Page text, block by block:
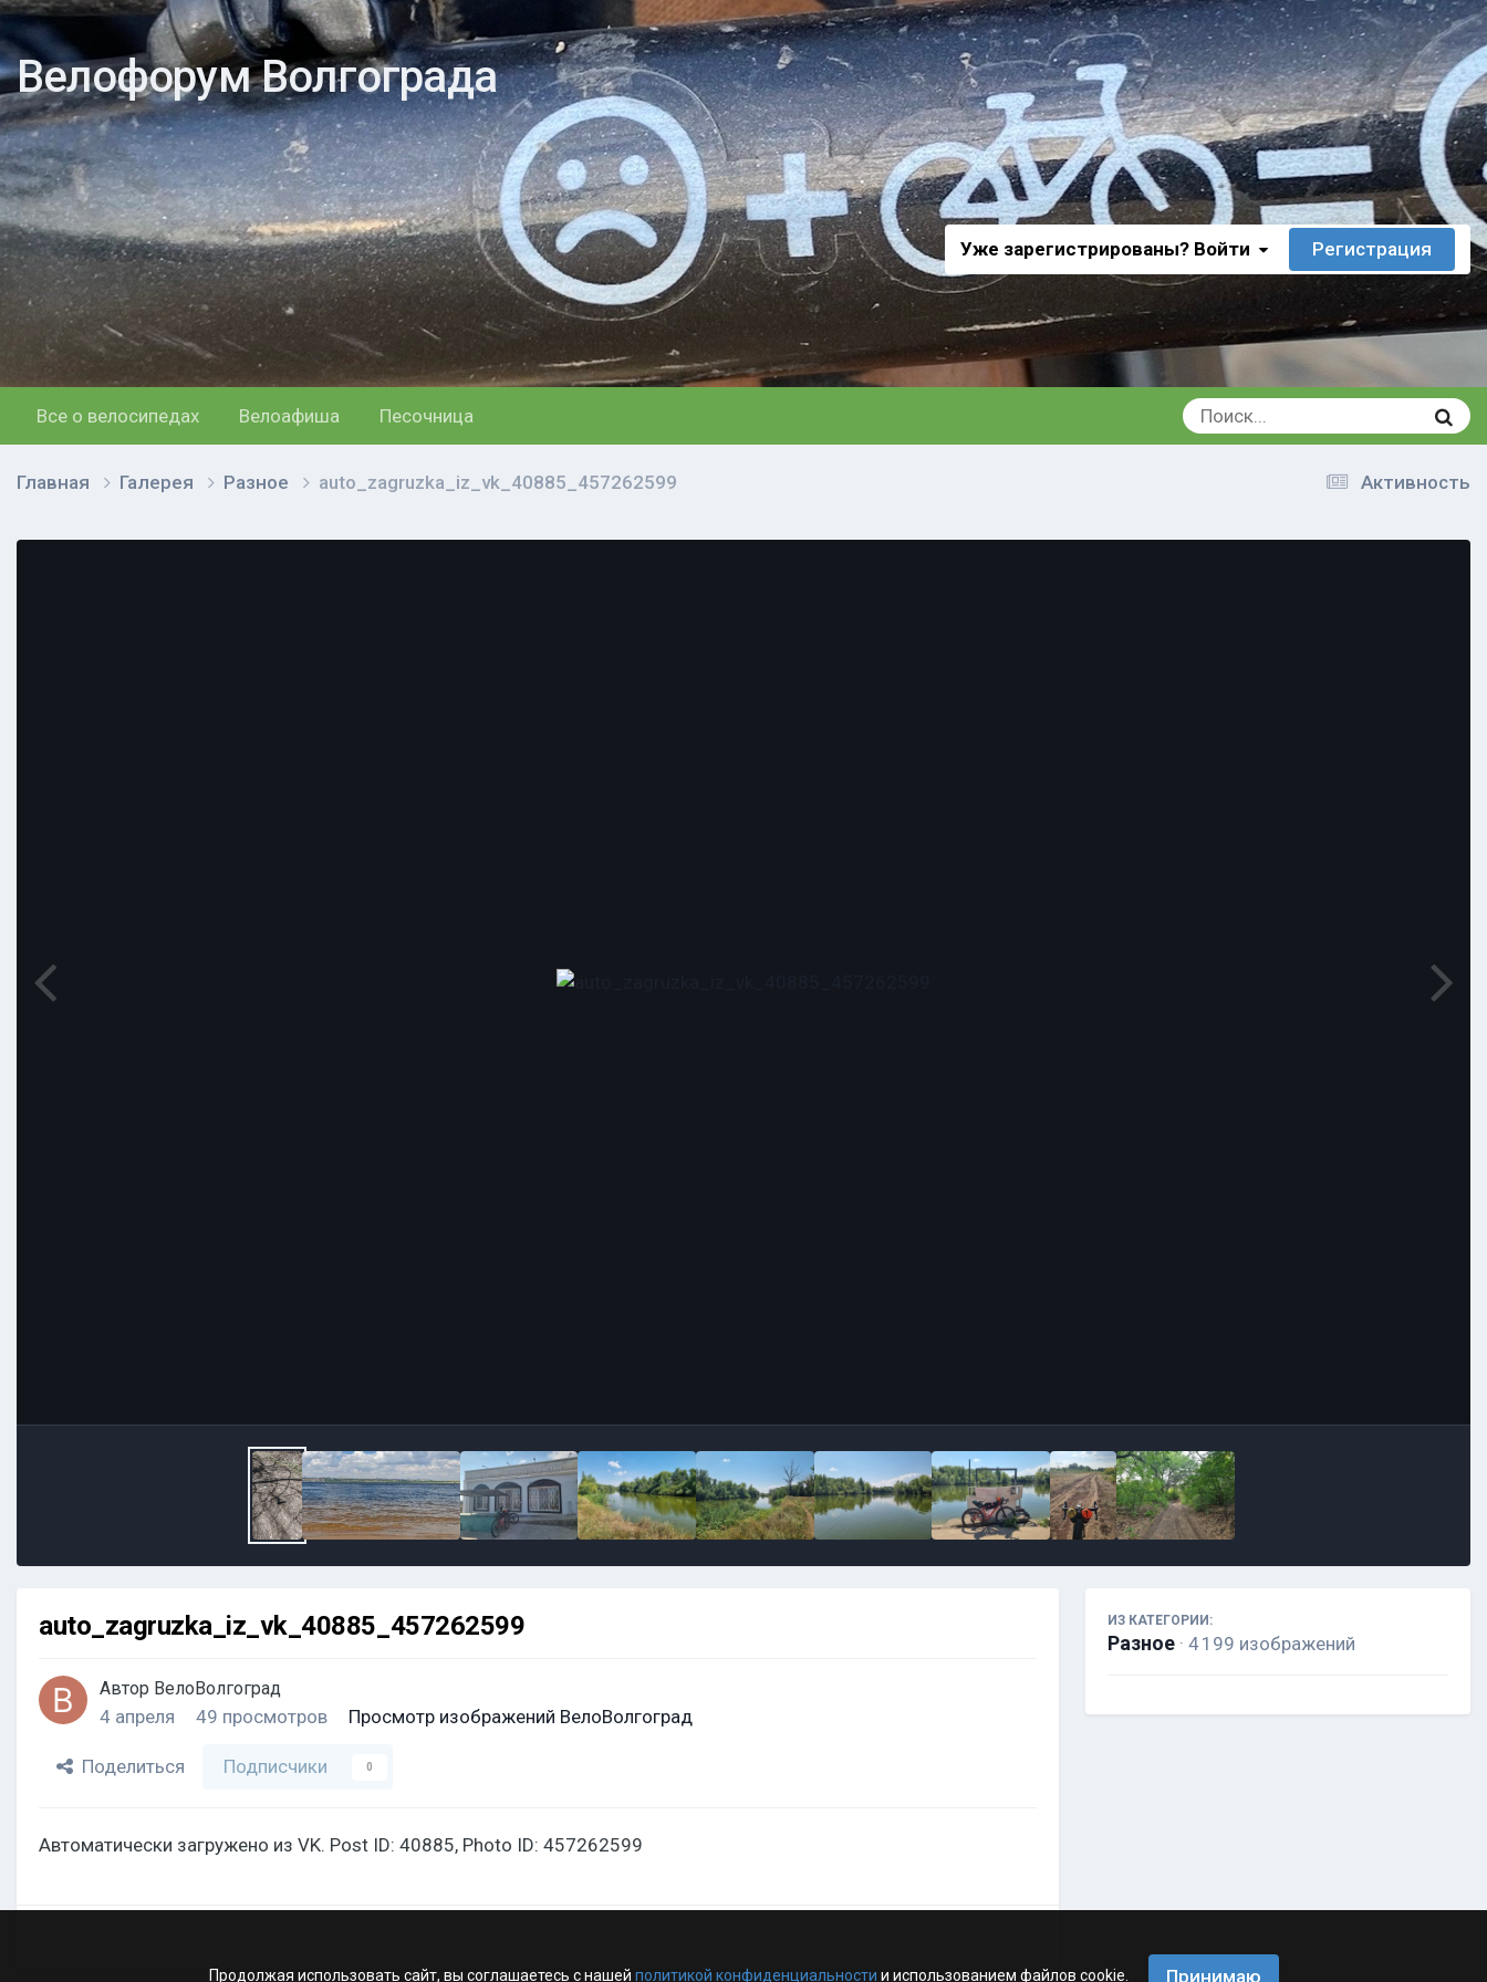
Велофорум Волгограда
Уже зарегистрированы? Войти Регистрация
Все о велосипедах Велоафиша Песочница
Активность
Главная Галерея Разное auto_zagruzka_iz_vk_40885_457262599
auto_zagruzka_iz_vk_40885_457262599
Автор ВелоВолгоград
4 апреля 49 просмотров Просмотр изображений ВелоВолгоград
Поделиться Подписчики 0
Автоматически загружено из VK. Post ID: 40885, Photo ID: 457262599
ИЗ КАТЕГОРИИ:
Разное · 4 199 изображений
Продолжая использовать сайт, вы соглашаетесь с нашей политикой конфиденциальности и использованием файлов cookie. Принимаю